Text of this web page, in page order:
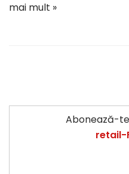
mai mult »
Abonează-
retail-